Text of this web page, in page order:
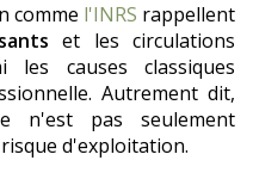
comme l'INRS rappellent
et les circulations
les causes classiques
Autrement dit,
n'est pas seulement
d'exploitation.